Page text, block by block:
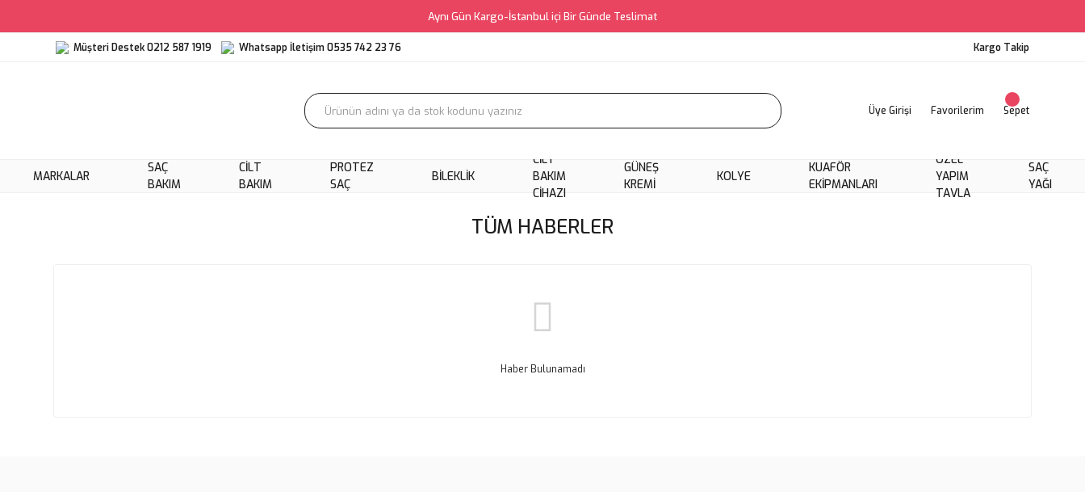
Aynı Gün Kargo-İstanbul içi Bir Günde Teslimat
Müşteri Destek 0212 587 1919 Whatsapp İletişim 0535 742 23 76 Kargo Takip
Üye Girişi Favorilerim Sepet
MARKALAR
SAÇ
BAKIM
CILT
BAKIM
PROTEZ
SAÇ
BILEKLIK
CILT
BAKIM
CIHAZI
GÜNEŞ
KREMI
KOLYE
KUAFÖR
EKIPMANLARI
ÖZEL
YAPIM
TAVLA
SAÇ
YAĞI
TÜM HABERLER
Haber Bulunamadı